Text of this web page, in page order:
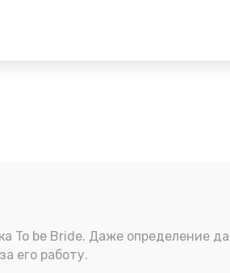
To be Bride. Даже определение
его работу.